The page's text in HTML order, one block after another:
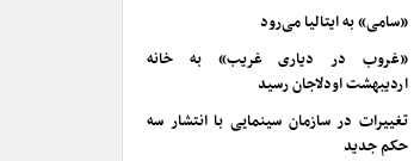
«سامی» به ایتالیا می‌رود
«غروب در دیاری غریب» به خانه
اردیبهشت اودلاجان رسید
تغییرات در سازمان سینمایی با انتشار سه
حکم جدید